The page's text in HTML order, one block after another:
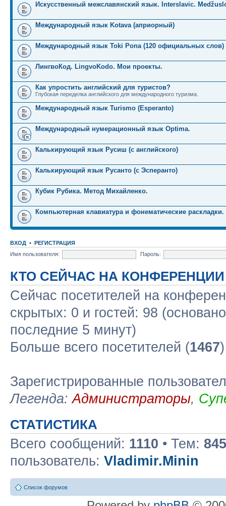
Искусственный межславянский язык. Interslavic.
Международный язык Kotava (априорный)
Международный язык Toki Pona (120 официальных слов)
ЛингвоКод. LingvoKodo. Мои проекты.
Как упростить английский для туристов?
Глубокая переделка английского для международного туризма.
Международный язык Turismo (Esperanto)
Международный нумерационный язык Optima.
Калькирующий язык Русиш (с английского)
Калькирующий язык Русанто (с Эсперанто)
Кубик Рубика. Метод Михайленко.
Компьютерная клавиатура и фонематические раскладки.
ВХОД • РЕГИСТРАЦИЯ
Имя пользователя:
Пароль:
КТО СЕЙЧАС НА КОНФЕРЕНЦИИ
Сейчас посетителей на
скрытых: 0 и гостей: 98
последние 5 минут)
Больше всего посетителей (1467
Зарегистрированные
Легенда:Администраторы,
СТАТИСТИКА
Всего сообщений: 1110 • Тем: 845
пользователь: Vladimir.Minin
Список форумов